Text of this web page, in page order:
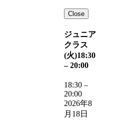
Close
ジュニア
クラス
(火)18:30
– 20:00
18:30 –
20:00
2026年8
月18日